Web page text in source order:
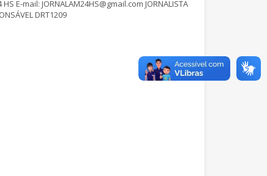
HS E-mail: JORNALAM24HS@gmail.com JORNALISTA
DRT1209